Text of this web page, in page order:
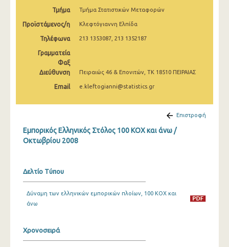
Μαρτίου 2025
Φεβρουαρίου 2025
Ιανουαρίου 2025
Δεκεμβρίου 2024
Αυγούστου 2024
Ιουνίου 2024
Μαΐου 2024
Μαρτίου 2024
Τμήμα Τμήμα Στατιστικών Μεταφορών
Προϊστάμενος/η Κλεφτόγιαννη Ελπίδα
Τηλέφωνα 213 1353087, 213 1352187
Γραμματεία
Φαξ
Διεύθυνση
Πειραιώς 46 & Επονιτών, ΤΚ 18510 ΠΕΙΡΑΙΑΣ
Email e.kleftogianni@statistics.gr
Επιστροφή
Εμπορικός Ελληνικός Στόλος 100 ΚΟΧ και άνω /
Οκτωβρίου 2008
Δελτίο Τύπου
Δύναμη των ελληνικών εμπορικών πλοίων, 100 ΚΟΧ και
άνω
Χρονοσειρά